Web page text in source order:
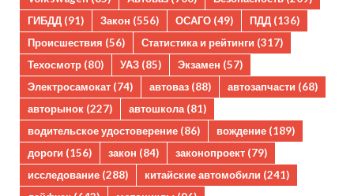
ГИБДД (91) Закон (556) ОСАГО (49) ПДД (136)
Происшествия (56) Статистика и рейтинги (317)
Техосмотр (80) УАЗ (85) Экзамен (57)
Электросамокат (74) автоваз (88) автозапчасти (68)
авторынок (227) автошкола (81)
водительское удостоверение (86) вождение (189)
дороги (156) закон (84) законопроект (79)
исследование (288) китайские автомобили (241)